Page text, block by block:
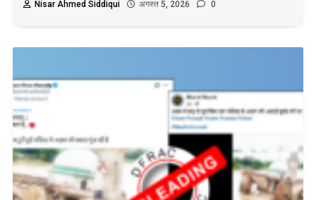
Nisar Ahmed Siddiqui
अगस्त 5, 2026 0